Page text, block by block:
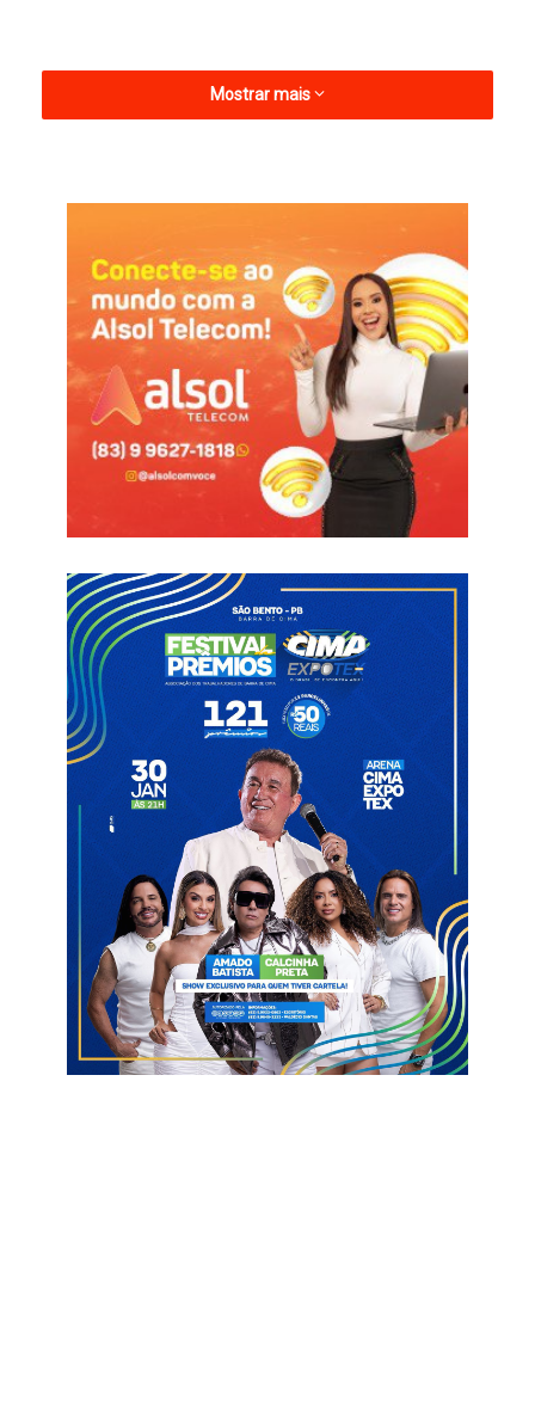
A parlamentar participará de uma reunião com Coronel Ronildo
– Comandante Geral da Polícia Militar da Paraíba – e com o
Secretário de Segurança da Paraíba, o Delegado Jean Nunes,
para a concretização dessa medida tão importante para a
cidade de Pombal.
Uma Companhia Independente de Polícia Militar (CIPM) é uma
unidade operacional estruturada com autonomia administrativa
e de comando, geralmente menor que um batalhão.
Comandada por um Major atuando em áreas específicas de
alta criminalidade ou extensas, focando no policiamento
ostensivo e na proximidade com a comunidade.
Informações com João Alencar
PM Pollyanna Pombal
Mostrar mais